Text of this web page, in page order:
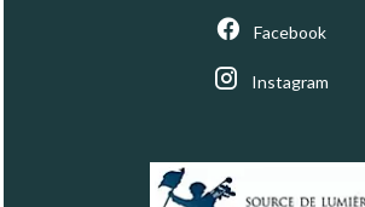
Facebook
Instagram